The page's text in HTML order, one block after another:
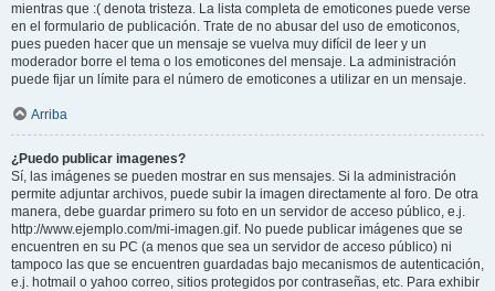
mientras que :( denota tristeza. La lista completa de emoticones puede verse
en el formulario de publicación. Trate de no abusar del uso de emoticonos,
pues pueden hacer que un mensaje se vuelva muy difícil de leer y un
moderador borre el tema o los emoticones del mensaje. La administración
puede fijar un límite para el número de emoticones a utilizar en un mensaje.
Arriba
¿Puedo publicar imagenes?
Sí, las imágenes se pueden mostrar en sus mensajes. Si la administración
permite adjuntar archivos, puede subir la imagen directamente al foro. De otra
manera, debe guardar primero su foto en un servidor de acceso público, e.j.
http://www.ejemplo.com/mi-imagen.gif. No puede publicar imágenes que se
encuentren en su PC (a menos que sea un servidor de acceso público) ni
tampoco las que se encuentren guardadas bajo mecanismos de autenticación,
e.j. hotmail o yahoo correo, sitios protegidos por contraseñas, etc. Para exhibir